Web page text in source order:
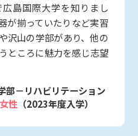
島国際大学を知りまし
が揃っていたりなど実習
沢山の学部があり、他の
ところに魅力を感じ志望
部－リハビリテーション
女性 （2023年度入学）